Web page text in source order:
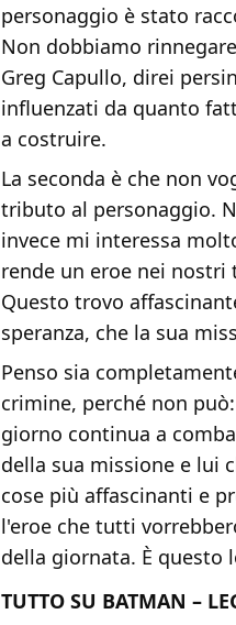
personaggio è stato
Non dobbiamo
Greg Capullo, direi
influenzati da quanto
a costruire.
La seconda è che non
tributo al personaggio.
invece mi interessa
rende un eroe nei nostri
Questo trovo
speranza, che la sua
Penso sia
crimine, perché non
giorno continua a
della sua missione e lui
cose più affascinanti e
l'eroe che tutti
della giornata. È questo
TUTTO SU BATMAN –